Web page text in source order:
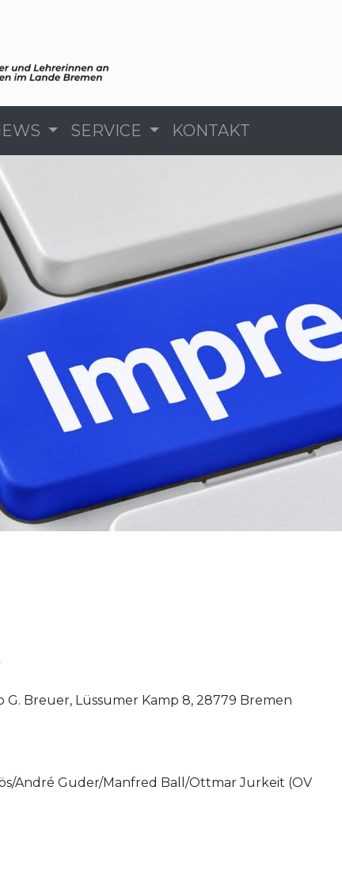
SERVICE KONTAKT
Breuer, Lüssumer Kamp 8, 28779 Bremen
André Guder/Manfred Ball/Ottmar Jurkeit (OV